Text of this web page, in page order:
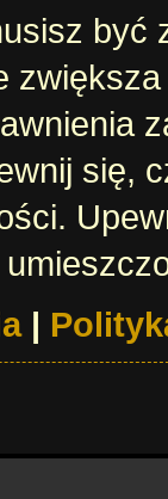
być
się,
|